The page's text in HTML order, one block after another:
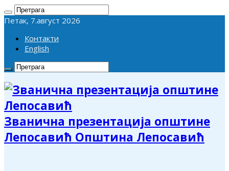
Петак, 7.август 2026
Контакти
English
Званична презентација општине
Лепосавић Општина Лепосавић